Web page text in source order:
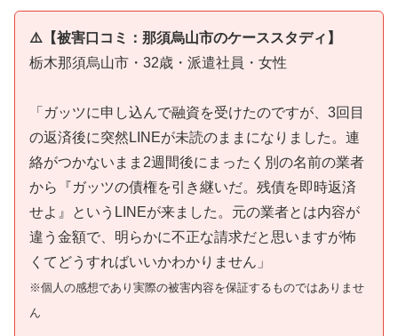
⚠️【被害口コミ：那須烏山市のケーススタディ】
栃木那須烏山市・32歳・派遣社員・女性
「ガッツに申し込んで融資を受けたのですが、3回目
の返済後に突然LINEが未読のままになりました。連
絡がつかないまま2週間後にまったく別の名前の業者
から『ガッツの債権を引き継いだ。残債を即時返済
せよ』というLINEが来ました。元の業者とは内容が
違う金額で、明らかに不正な請求だと思いますが怖
くてどうすればいいかわかりません」
※個人の感想であり実際の被害内容を保証するものではありませ
ん